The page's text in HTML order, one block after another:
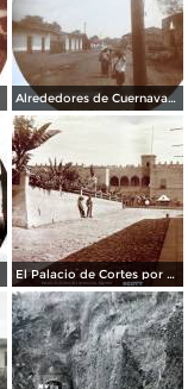
Alrededores de Cuernavaca Morelos.
El Palacio de Cortes por el Fotógrafo Windfield Scott.